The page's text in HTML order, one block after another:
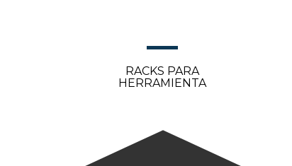
RACKS PARA
HERRAMIENTA